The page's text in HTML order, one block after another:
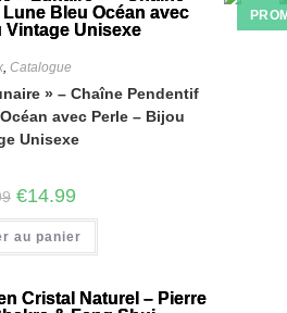
,Catalogue
» – Chaîne Pendentif
avec Perle – Bijou
Unisexe
€14.99
au panier